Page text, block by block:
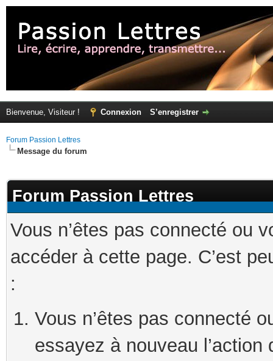
Bienvenue, Visiteur ! Connexion S’enregistrer
Forum Passion Lettres
Message du forum
Forum Passion Lettres
Vous n’êtes pas connecté ou
accéder à cette page. C’est
:
Vous n’êtes pas connecté
essayez à nouveau